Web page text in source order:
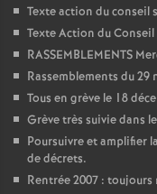
Texte action du conseil
Texte Action du
RASSEMBLEMENTS
Rassemblements du 29
Tous en grève le 18
Grève très suivie dans
Poursuivre et amplifier
de décrets.
Rentrée 2007 : toujours